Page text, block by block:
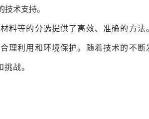
术支持。
料等的分选提供了高效、准确的方法
理利用和环境保护。随着技术的不断
战。